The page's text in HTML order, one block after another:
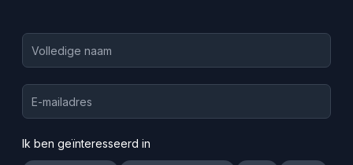
Ik ben geïnteresseerd in